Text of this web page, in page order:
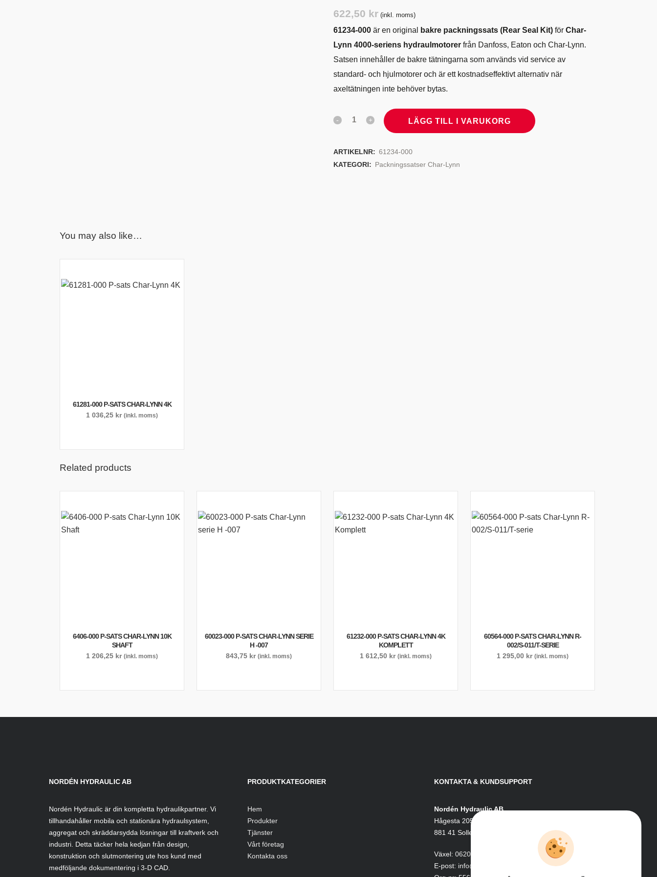
622,50 kr (inkl. moms)
61234-000 är en original bakre packningssats (Rear Seal Kit) för Char-
Lynn 4000-seriens hydraulmotorer från Danfoss, Eaton och Char-Lynn.
Satsen innehåller de bakre tätningarna som används vid service av
standard- och hjulmotorer och är ett kostnadseffektivt alternativ när
axeltätningen inte behöver bytas.
LÄGG TILL I VARUKORG
ARTIKELNR: 61234-000
KATEGORI: Packningssatser Char-Lynn
You may also like…
61281-000 P-SATS CHAR-LYNN 4K
1 036,25 kr (inkl. moms)
Related products
6406-000 P-SATS CHAR-LYNN 10K
SHAFT
1 206,25 kr (inkl. moms)
60023-000 P-SATS CHAR-LYNN SERIE
H -007
843,75 kr (inkl. moms)
61232-000 P-SATS CHAR-LYNN 4K
KOMPLETT
1 612,50 kr (inkl. moms)
60564-000 P-SATS CHAR-LYNN R-
002/S-011/T-SERIE
1 295,00 kr (inkl. moms)
NORDÉN HYDRAULIC AB
Nordén Hydraulic är din kompletta hydraulikpartner. Vi
tillhandahåller mobila och stationära hydraulsystem,
aggregat och skräddarsydda lösningar till kraftverk och
industri. Detta täcker hela kedjan från design,
konstruktion och slutmontering ute hos kund med
medföljande dokumentering i 3-D CAD.
PRODUKTKATEGORIER
Hem
Produkter
Tjänster
Vårt företag
Kontakta oss
KONTAKTA & KUNDSUPPORT
Nordén Hydraulic AB
Hågesta 205
881 41 Sollefteå
Växel: 0620-161 41
E-post: info@nordenhydraulic.se